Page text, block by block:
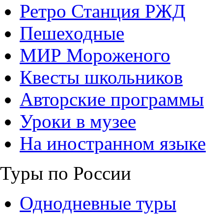
Ретро Станция РЖД
Пешеходные
МИР Мороженого
Квесты школьников
Авторские программы
Уроки в музее
На иностранном языке
Туры по России
Однодневные туры